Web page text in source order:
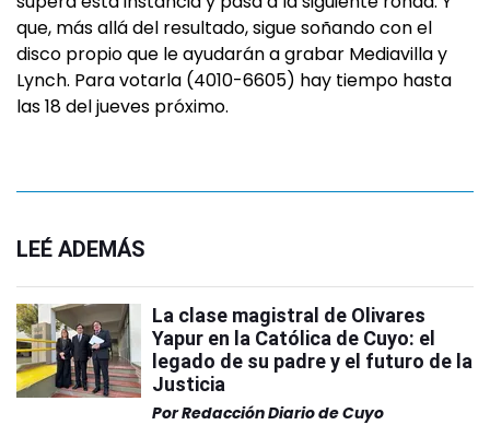
que, más allá del resultado, sigue soñando con el
disco propio que le ayudarán a grabar Mediavilla y
Lynch. Para votarla (4010-6605) hay tiempo hasta
las 18 del jueves próximo.
LEÉ ADEMÁS
La clase magistral de Olivares
Yapur en la Católica de Cuyo: el
legado de su padre y el futuro de la
Justicia
PorRedacción Diario de Cuyo